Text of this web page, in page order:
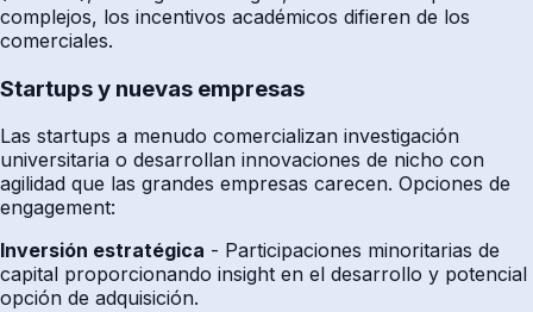
complejos, los incentivos académicos difieren de los
comerciales.
Startups y nuevas empresas
Las startups a menudo comercializan investigación
universitaria o desarrollan innovaciones de nicho con
agilidad que las grandes empresas carecen. Opciones de
engagement:
Inversión estratégica - Participaciones minoritarias de
capital proporcionando insight en el desarrollo y potencial
opción de adquisición.